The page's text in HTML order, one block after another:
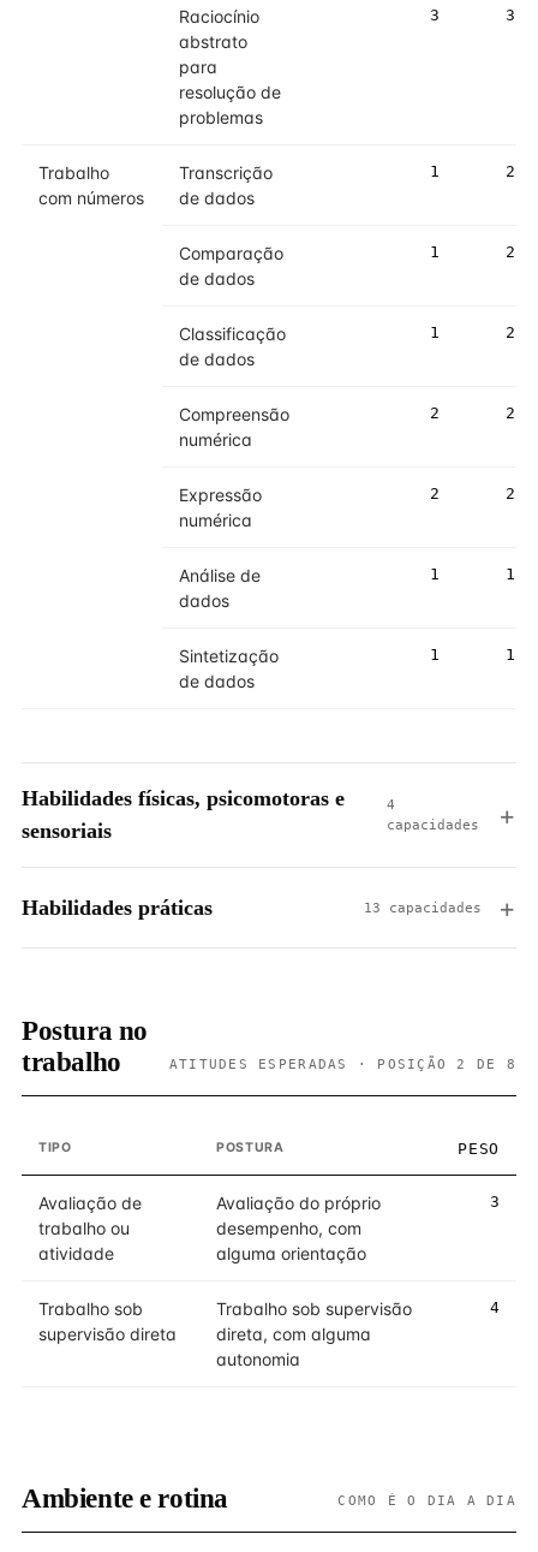
Raciocínio
abstrato
para
resolução de
problemas
3 3
Trabalho
com números
Transcrição
de dados
1 2
Comparação
de dados
1 2
Classificação
de dados
1 2
Compreensão
numérica
2 2
Expressão
numérica
2 2
Análise de
dados
1 1
Sintetização
de dados
1 1
Habilidades físicas, psicomotoras e
sensoriais
4
capacidades
Habilidades práticas 13 capacidades
Postura no
trabalho
ATITUDES ESPERADAS · POSIÇÃO 2 DE 8
TIPO POSTURA PESO
Avaliação de
trabalho ou
atividade
Avaliação do próprio
desempenho, com
alguma orientação
3
Trabalho sob
supervisão direta
Trabalho sob supervisão
direta, com alguma
autonomia
4
Ambiente e rotina COMO É O DIA A DIA